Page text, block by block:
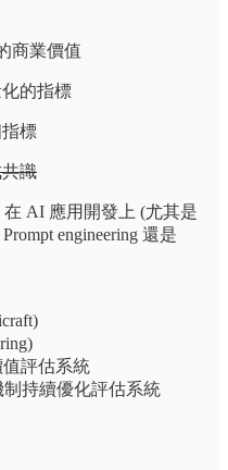
商業價值
的指標
標
識
在 AI 應用開發上 (尤其是
engineering 還是
值評估系統
制持續優化評估系統